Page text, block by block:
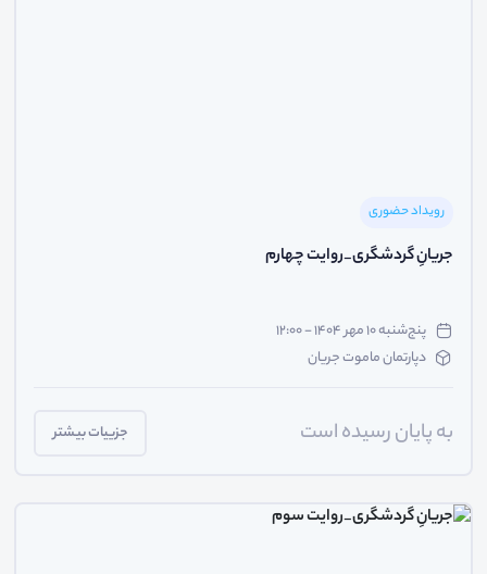
رویداد حضوری
جریانِ گردشگری_روایت چهارم
پنج‌شنبه ۱۰ مهر ۱۴۰۴ - ۱۲:۰۰
دپارتمان ماموت جریان
به پایان رسیده است جزییات بیشتر